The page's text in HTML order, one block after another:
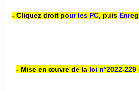
- Cliquez droit pour les PC, puis
- Mise en œuvre de la loi n°2022-229